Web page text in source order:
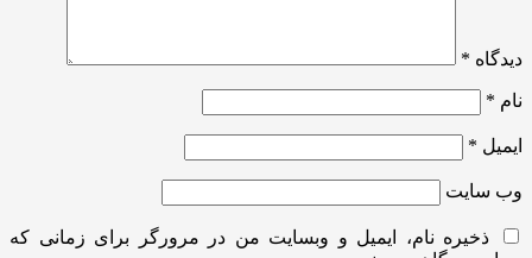
دیدگاه *
نام *
ایمیل *
وب‌ سایت
ذخیره نام، ایمیل و وبسایت من در مرورگر برای زمانی که